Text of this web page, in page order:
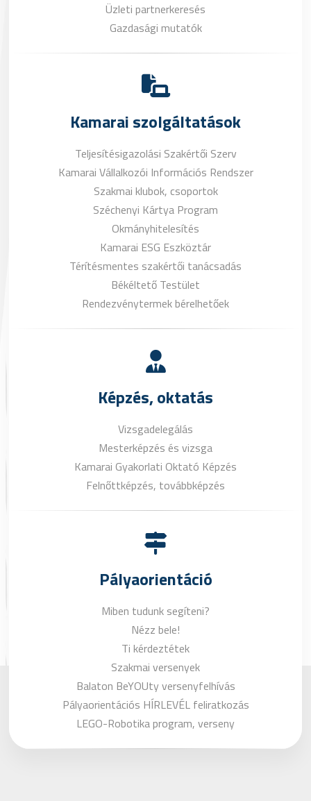
Üzleti partnerkeresés
Gazdasági mutatók
Kamarai szolgáltatások
Teljesítésigazolási Szakértői Szerv
Kamarai Vállalkozói Információs Rendszer
Szakmai klubok, csoportok
Széchenyi Kártya Program
Okmányhitelesítés
Kamarai ESG Eszköztár
Térítésmentes szakértői tanácsadás
Békéltető Testület
Rendezvénytermek bérelhetőek
Képzés, oktatás
Vizsgadelegálás
Mesterképzés és vizsga
Kamarai Gyakorlati Oktató Képzés
Felnőttképzés, továbbképzés
Pályaorientáció
Miben tudunk segíteni?
Nézz bele!
Ti kérdeztétek
Szakmai versenyek
Balaton BeYOUty versenyfelhívás
Pályaorientációs HÍRLEVÉL feliratkozás
LEGO-Robotika program, verseny